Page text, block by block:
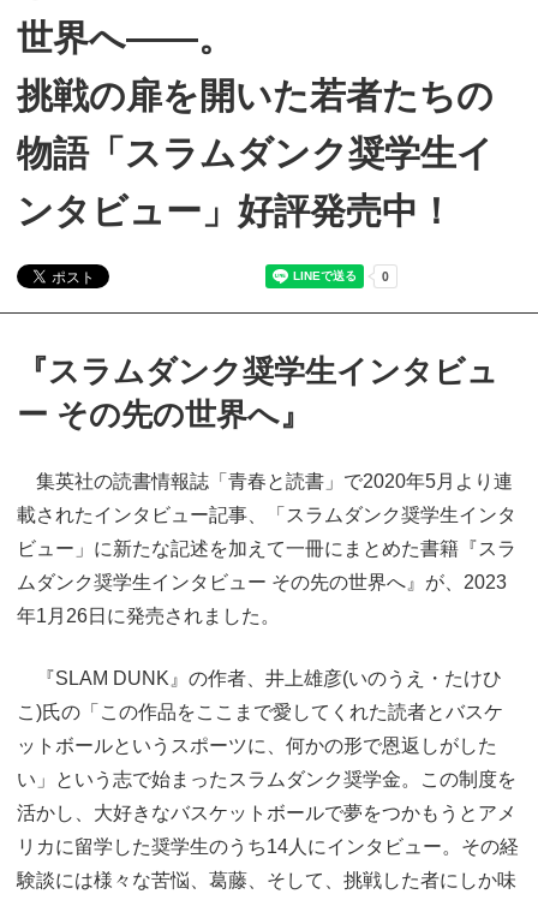
世界へ――。
挑戦の扉を開いた若者たちの
物語「スラムダンク奨学生イ
ンタビュー」好評発売中！
『スラムダンク奨学生インタビュ
ー その先の世界へ』
集英社の読書情報誌「青春と読書」で2020年5月より連
載されたインタビュー記事、「スラムダンク奨学生インタ
ビュー」に新たな記述を加えて一冊にまとめた書籍『スラ
ムダンク奨学生インタビュー その先の世界へ』が、2023
年1月26日に発売されました。
『SLAM DUNK』の作者、井上雄彦(いのうえ・たけひ
こ)氏の「この作品をここまで愛してくれた読者とバスケ
ットボールというスポーツに、何かの形で恩返しがした
い」という志で始まったスラムダンク奨学金。この制度を
活かし、大好きなバスケットボールで夢をつかもうとアメ
リカに留学した奨学生のうち14人にインタビュー。その経
験談には様々な苦悩、葛藤、そして、挑戦した者にしか味